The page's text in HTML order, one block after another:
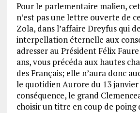
Pour le parlementaire malien,
n’est pas une lettre ouverte de
Zola, dans l’affaire Dreyfus qui
interpellation éternelle aux
adresser au Président Félix
ans, vous précéda aux hautes
des Français; elle n’aura donc
le quotidien Aurore du 13 janvier
conséquence, le grand
choisir un titre en coup de poing